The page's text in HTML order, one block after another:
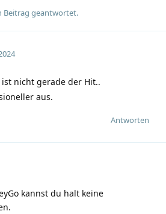
Beitrag geantwortet.
nicht gerade der Hit..
aus.
Antworten
kannst du halt keine